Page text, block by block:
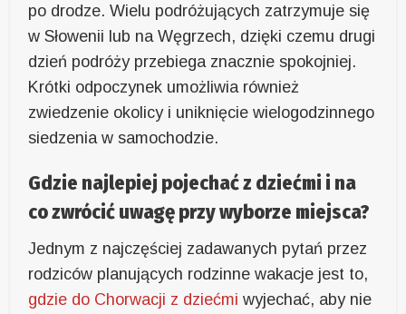
po drodze. Wielu podróżujących zatrzymuje się
w Słowenii lub na Węgrzech, dzięki czemu drugi
dzień podróży przebiega znacznie spokojniej.
Krótki odpoczynek umożliwia również
zwiedzenie okolicy i uniknięcie wielogodzinnego
siedzenia w samochodzie.
Gdzie najlepiej pojechać z dziećmi i na
co zwrócić uwagę przy wyborze miejsca?
Jednym z najczęściej zadawanych pytań przez
rodziców planujących rodzinne wakacje jest to,
gdzie do Chorwacji z dziećmi wyjechać, aby nie